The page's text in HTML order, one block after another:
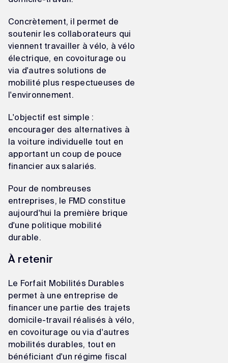
Concrètement, il permet de
soutenir les collaborateurs qui
viennent travailler à vélo, à vélo
électrique, en covoiturage ou
via d'autres solutions de
mobilité plus respectueuses de
l'environnement.
L'objectif est simple :
encourager des alternatives à
la voiture individuelle tout en
apportant un coup de pouce
financier aux salariés.
Pour de nombreuses
entreprises, le FMD constitue
aujourd'hui la première brique
d'une politique mobilité
durable.
À retenir
Le Forfait Mobilités Durables
permet à une entreprise de
financer une partie des trajets
domicile-travail réalisés à vélo,
en covoiturage ou via d'autres
mobilités durables, tout en
bénéficiant d'un régime fiscal